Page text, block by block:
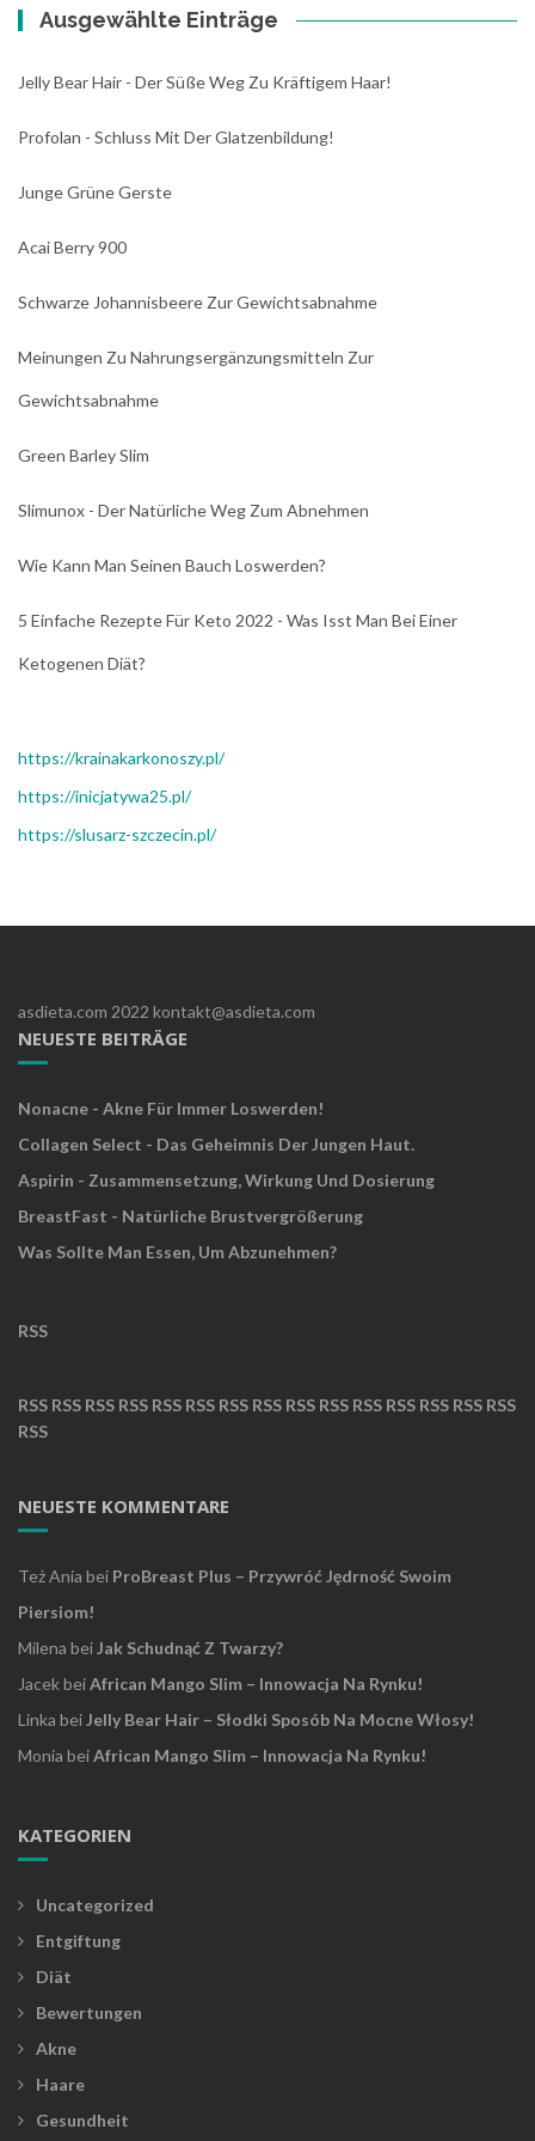
Ausgewählte Einträge
Jelly Bear Hair - Der Süße Weg Zu Kräftigem Haar!
Profolan - Schluss Mit Der Glatzenbildung!
Junge Grüne Gerste
Acai Berry 900
Schwarze Johannisbeere Zur Gewichtsabnahme
Meinungen Zu Nahrungsergänzungsmitteln Zur
Gewichtsabnahme
Green Barley Slim
Slimunox - Der Natürliche Weg Zum Abnehmen
Wie Kann Man Seinen Bauch Loswerden?
5 Einfache Rezepte Für Keto 2022 - Was Isst Man Bei Einer
Ketogenen Diät?
https://krainakarkonoszy.pl/
https://inicjatywa25.pl/
https://slusarz-szczecin.pl/
asdieta.com 2022 kontakt@asdieta.com
NEUESTE BEITRÄGE
Nonacne - Akne Für Immer Loswerden!
Collagen Select - Das Geheimnis Der Jungen Haut.
Aspirin - Zusammensetzung, Wirkung Und Dosierung
BreastFast - Natürliche Brustvergrößerung
Was Sollte Man Essen, Um Abzunehmen?
RSS
RSS RSS RSS RSS RSS RSS RSS RSS RSS RSS RSS RSS RSS RSS RSS
RSS
NEUESTE KOMMENTARE
Też Ania bei ProBreast Plus – Przywróć Jędrność Swoim
Piersiom!
Milena bei Jak Schudnąć Z Twarzy?
JacekbeiAfrican Mango Slim – Innowacja Na Rynku!
Linka bei Jelly Bear Hair – Słodki Sposób Na Mocne Włosy!
Monia beiAfrican Mango Slim – Innowacja Na Rynku!
KATEGORIEN
Uncategorized
Entgiftung
Diät
Bewertungen
Akne
Haare
Gesundheit